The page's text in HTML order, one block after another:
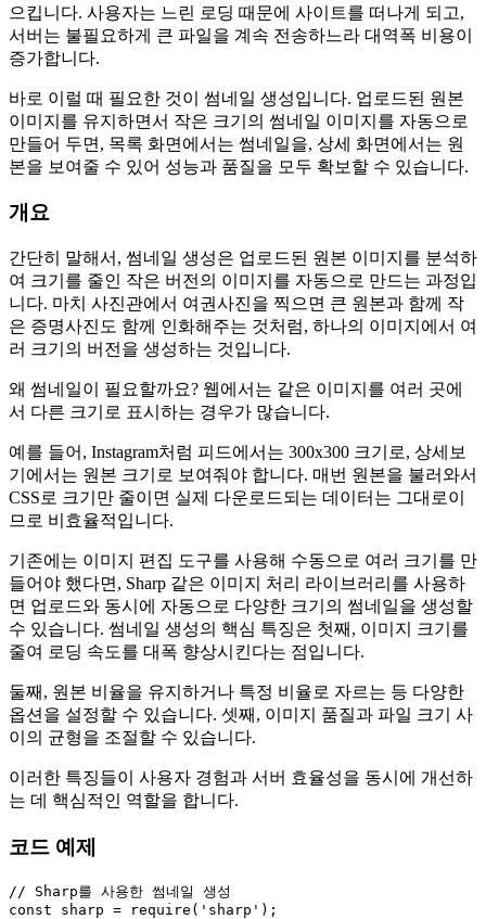
으킵니다. 사용자는 느린 로딩 때문에 사이트를 떠나게 되고,
서버는 불필요하게 큰 파일을 계속 전송하느라 대역폭 비용이
증가합니다.
바로 이럴 때 필요한 것이 썸네일 생성입니다. 업로드된 원본
이미지를 유지하면서 작은 크기의 썸네일 이미지를 자동으로
만들어 두면, 목록 화면에서는 썸네일을, 상세 화면에서는 원
본을 보여줄 수 있어 성능과 품질을 모두 확보할 수 있습니다.
개요
간단히 말해서, 썸네일 생성은 업로드된 원본 이미지를 분석하
여 크기를 줄인 작은 버전의 이미지를 자동으로 만드는 과정입
니다. 마치 사진관에서 여권사진을 찍으면 큰 원본과 함께 작
은 증명사진도 함께 인화해주는 것처럼, 하나의 이미지에서 여
러 크기의 버전을 생성하는 것입니다.
왜 썸네일이 필요할까요? 웹에서는 같은 이미지를 여러 곳에
서 다른 크기로 표시하는 경우가 많습니다.
예를 들어, Instagram처럼 피드에서는 300x300 크기로, 상세보
기에서는 원본 크기로 보여줘야 합니다. 매번 원본을 불러와서
CSS로 크기만 줄이면 실제 다운로드되는 데이터는 그대로이
므로 비효율적입니다.
기존에는 이미지 편집 도구를 사용해 수동으로 여러 크기를 만
들어야 했다면, Sharp 같은 이미지 처리 라이브러리를 사용하
면 업로드와 동시에 자동으로 다양한 크기의 썸네일을 생성할
수 있습니다. 썸네일 생성의 핵심 특징은 첫째, 이미지 크기를
줄여 로딩 속도를 대폭 향상시킨다는 점입니다.
둘째, 원본 비율을 유지하거나 특정 비율로 자르는 등 다양한
옵션을 설정할 수 있습니다. 셋째, 이미지 품질과 파일 크기 사
이의 균형을 조절할 수 있습니다.
이러한 특징들이 사용자 경험과 서버 효율성을 동시에 개선하
는 데 핵심적인 역할을 합니다.
코드 예제
// Sharp를 사용한 썸네일 생성
const sharp = require ( 'sharp'